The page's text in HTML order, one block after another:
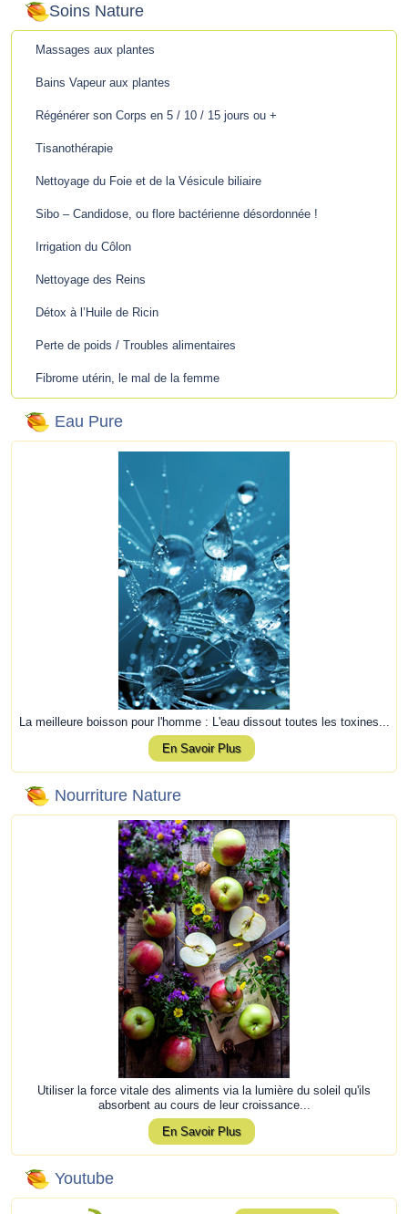
Soins Nature
Massages aux plantes
Bains Vapeur aux plantes
Régénérer son Corps en 5 / 10 / 15 jours ou +
Tisanothérapie
Nettoyage du Foie et de la Vésicule biliaire
Sibo – Candidose, ou flore bactérienne désordonnée !
Irrigation du Côlon
Nettoyage des Reins
Détox à l’Huile de Ricin
Perte de poids / Troubles alimentaires
Fibrome utérin, le mal de la femme
Eau Pure
La meilleure boisson pour l'homme : L'eau dissout toutes les toxines...
En Savoir Plus
Nourriture Nature
Utiliser la force vitale des aliments via la lumière du soleil qu'ils
absorbent au cours de leur croissance...
En Savoir Plus
Youtube